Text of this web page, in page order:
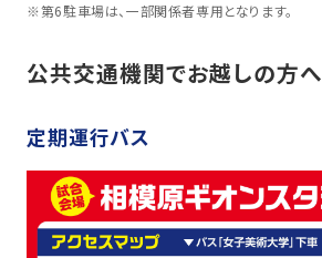
※第6駐車場は、一部関係者専用となります。
公共交通機関でお越しの方へ
定期運行バス